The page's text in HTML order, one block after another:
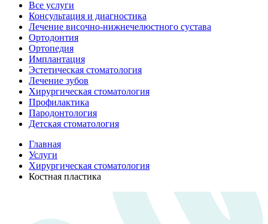
Все услуги
Консультация и диагностика
Лечение височно-нижнечелюстного сустава
Ортодонтия
Ортопедия
Имплантация
Эстетическая стоматология
Лечение зубов
Хирургическая стоматология
Профилактика
Пародонтология
Детская стоматология
Главная
Услуги
Хирургическая стоматология
Костная пластика